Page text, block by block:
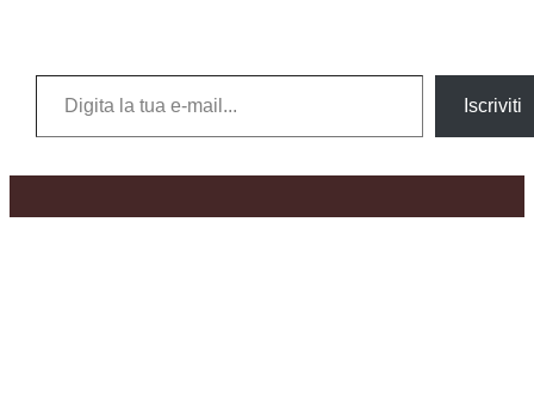
Digita la tua e-mail...
Iscriviti